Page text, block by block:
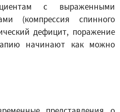
с выраженными
(компрессия спинного
дефицит, поражение
начинают как можно